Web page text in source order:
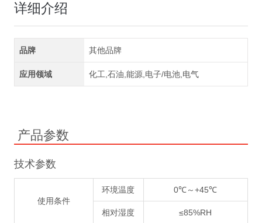
详细介绍
品牌 其他品牌
应用领域 化工,石油,能源,电子/电池,电气
产品参数
技术参数
使用条件
环境温度 0℃～+45℃
相对湿度 ≤85%RH